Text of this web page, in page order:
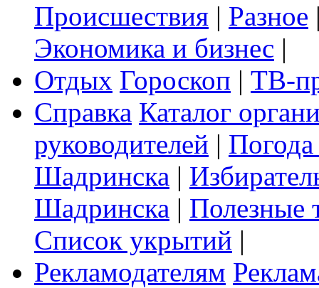
Происшествия | Разное
Экономика и бизнес |
Отдых Гороскоп | ТВ-
Справка Каталог
руководителей |
Шадринска |
Шадринска | Полезные
Список укрытий |
Рекламодателям